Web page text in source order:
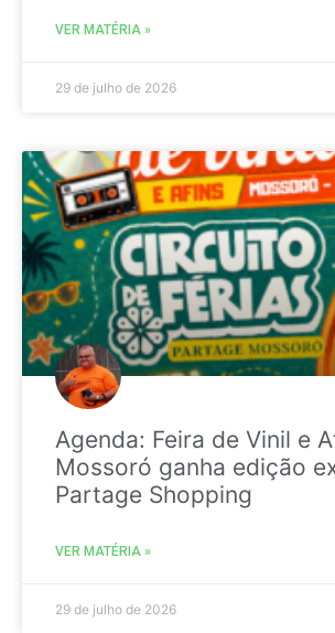
VER MATÉRIA »
29 de julho de 2026
Agenda: Feira de Vinil e
Mossoró ganha edição
Partage Shopping
VER MATÉRIA »
29 de julho de 2026